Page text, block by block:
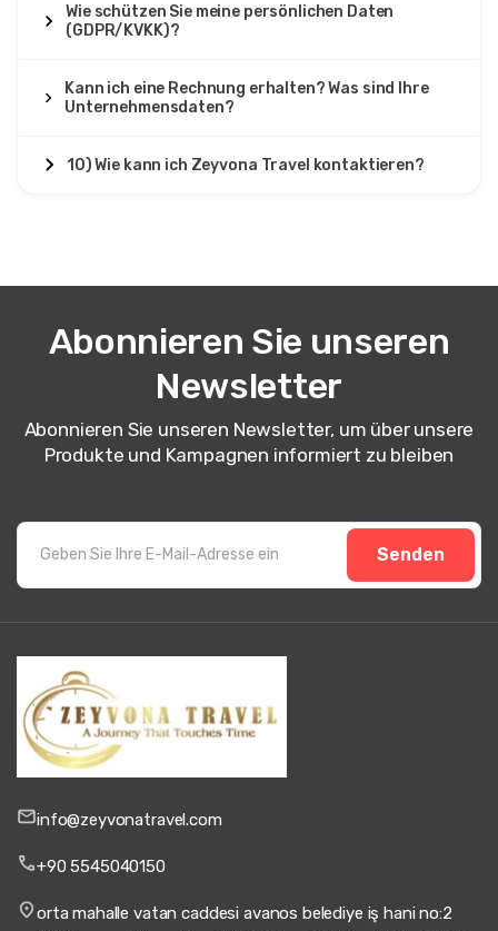
Wie schützen Sie meine persönlichen Daten
(GDPR/KVKK)?
Kann ich eine Rechnung erhalten? Was sind Ihre
Unternehmensdaten?
10) Wie kann ich Zeyvona Travel kontaktieren?
Abonnieren Sie unseren
Newsletter
Abonnieren Sie unseren Newsletter, um über unsere
Produkte und Kampagnen informiert zu bleiben
Senden
info@zeyvonatravel.com
+90 5545040150
orta mahalle vatan caddesi avanos belediye iş hani no:2